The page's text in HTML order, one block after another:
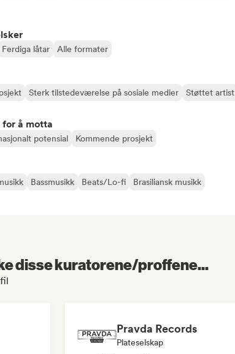
Ferdiga låtar Alle formater
Sterk tilstedeværelse på sosiale medier
Støttet artist
for å motta
potensial Kommende prosjekt
Bassmusikk Beats/Lo-fi
Brasiliansk musikk
disse kuratorene/proffene...
Pravda Records
Plateselskap